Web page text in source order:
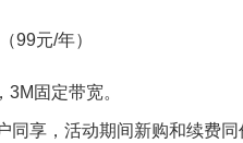
99元/年）
3M固定带宽。
同享，活动期间新购和续费